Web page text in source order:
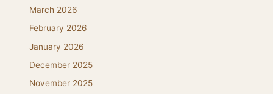
March 2026
February 2026
January 2026
December 2025
November 2025